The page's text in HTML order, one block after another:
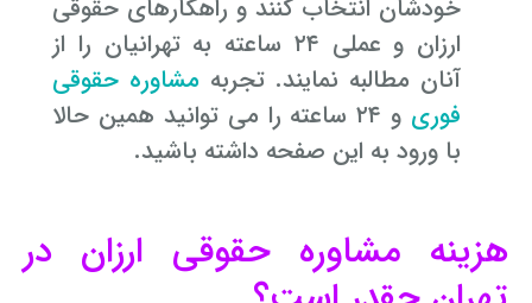
خودشان انتخاب کنند و راهکارهای حقوقی
ارزان و عملی ۲۴ ساعته به تهرانیان را از
آنان مطالبه نمایند. تجربه مشاوره حقوقی
فوری
و ۲۴ ساعته را می توانید همین حالا
با ورود به این صفحه داشته باشید.
هزینه مشاوره حقوقی ارزان در